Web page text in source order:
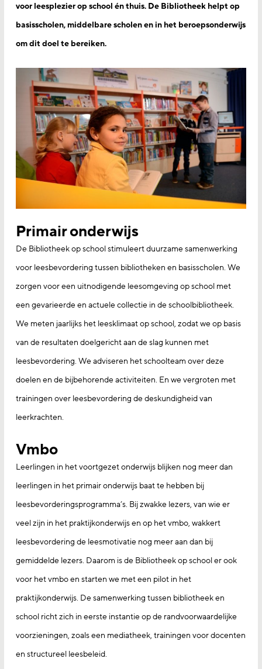
voor leesplezier op school én thuis. De Bibliotheek helpt op
basisscholen, middelbare scholen en in het beroepsonderwijs
om dit doel te bereiken.
Primair onderwijs
De Bibliotheek op school stimuleert duurzame samenwerking
voor leesbevordering tussen bibliotheken en basisscholen. We
zorgen voor een uitnodigende leesomgeving op school met
een gevarieerde en actuele collectie in de schoolbibliotheek.
We meten jaarlijks het leesklimaat op school, zodat we op basis
van de resultaten doelgericht aan de slag kunnen met
leesbevordering. We adviseren het schoolteam over deze
doelen en de bijbehorende activiteiten. En we vergroten met
trainingen over leesbevordering de deskundigheid van
leerkrachten.
Vmbo
Leerlingen in het voortgezet onderwijs blijken nog meer dan
leerlingen in het primair onderwijs baat te hebben bij
leesbevorderingsprogramma’s. Bij zwakke lezers, van wie er
veel zijn in het praktijkonderwijs en op het vmbo, wakkert
leesbevordering de leesmotivatie nog meer aan dan bij
gemiddelde lezers. Daarom is de Bibliotheek op school er ook
voor het vmbo en starten we met een pilot in het
praktijkonderwijs. De samenwerking tussen bibliotheek en
school richt zich in eerste instantie op de randvoorwaardelijke
voorzieningen, zoals een mediatheek, trainingen voor docenten
en structureel leesbeleid.